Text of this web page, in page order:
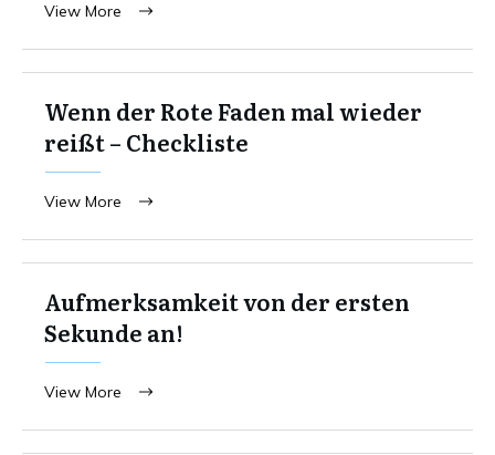
View More
Wenn der Rote Faden mal wieder
reißt – Checkliste
View More
Aufmerksamkeit von der ersten
Sekunde an!
View More